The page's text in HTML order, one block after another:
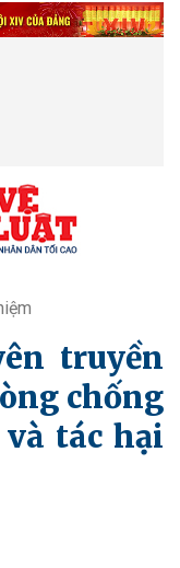
truyền
chống
tác hại